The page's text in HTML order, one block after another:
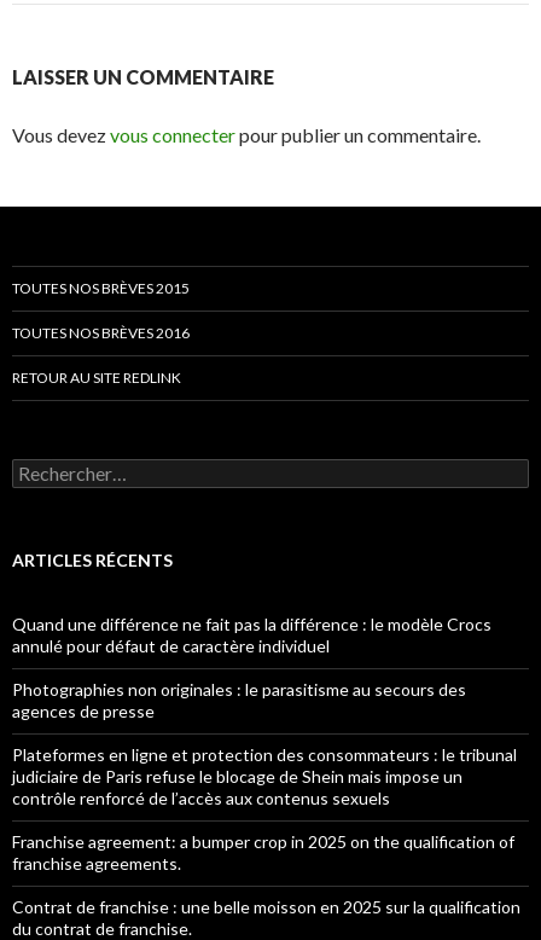
LAISSER UN COMMENTAIRE
Vous devezvous connecterpour publier un commentaire.
TOUTES NOS BRÈVES 2015
TOUTES NOS BRÈVES 2016
RETOUR AU SITE REDLINK
Rechercher :
ARTICLES RÉCENTS
Quand une différence ne fait pas la différence : le modèle Crocs
annulé pour défaut de caractère individuel
Photographies non originales : le parasitisme au secours des
agences de presse
Plateformes en ligne et protection des consommateurs : le tribunal
judiciaire de Paris refuse le blocage de Shein mais impose un
contrôle renforcé de l’accès aux contenus sexuels
Franchise agreement: a bumper crop in 2025 on the qualification of
franchise agreements.
Contrat de franchise : une belle moisson en 2025 sur la qualification
du contrat de franchise.